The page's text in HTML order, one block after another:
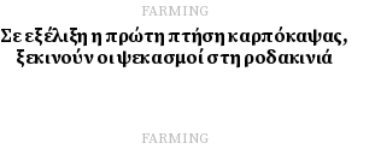
FARMING
Σε εξέλιξη η πρώτη πτήση καρπόκαψας,
ξεκινούν οι ψεκασμοί στη ροδακινιά
FARMING